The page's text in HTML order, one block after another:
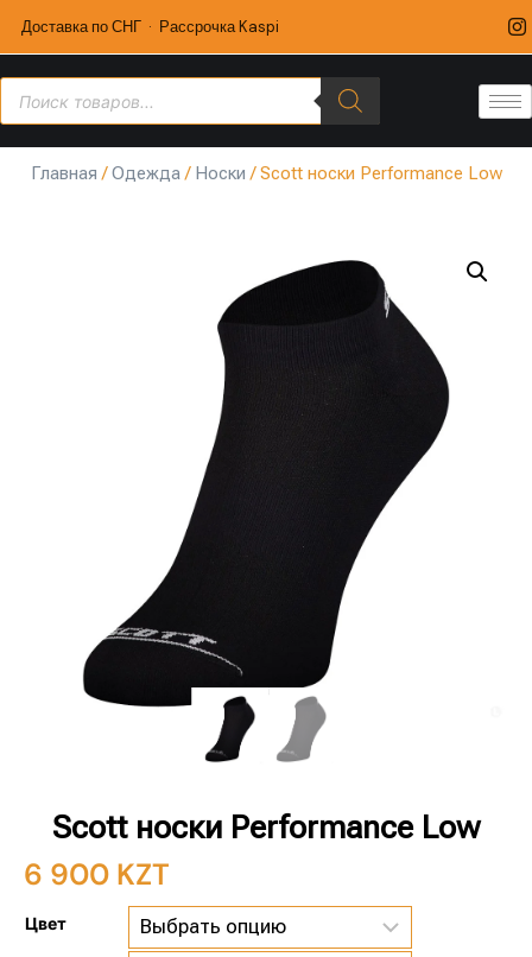
Доставка по СНГ · Рассрочка Kaspi
Главная /Одежда/ Носки / Scott носки Performance Low
Scott носки Performance Low
6 900 KZT
Цвет